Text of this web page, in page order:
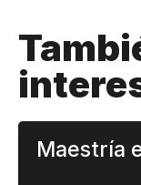
Maestría